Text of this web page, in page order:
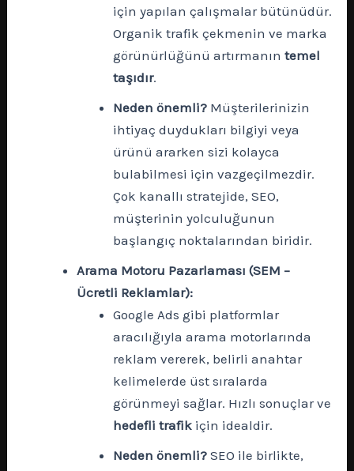
için yapılan çalışmalar bütünüdür.
Organik trafik çekmenin ve marka
görünürlüğünü artırmanın temel
taşıdır.
Neden önemli?Müşterilerinizin
ihtiyaç duydukları bilgiyi veya
ürünü ararken sizi kolayca
bulabilmesi için vazgeçilmezdir.
Çok kanallı stratejide, SEO,
müşterinin yolculuğunun
başlangıç noktalarından biridir.
Arama Motoru Pazarlaması (SEM –
Ücretli Reklamlar):
Google Ads gibi platformlar
aracılığıyla arama motorlarında
reklam vererek, belirli anahtar
kelimelerde üst sıralarda
görünmeyi sağlar. Hızlı sonuçlar ve
hedefli trafikiçin idealdir.
Neden önemli?SEO ile birlikte,